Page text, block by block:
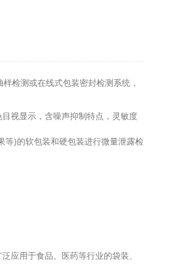
检测或在线式包装密封检测系统，
视显示，含噪声抑制特点，灵敏度
等)的软包装和硬包装进行微量泄露检
应用于食品、医药等行业的袋装、